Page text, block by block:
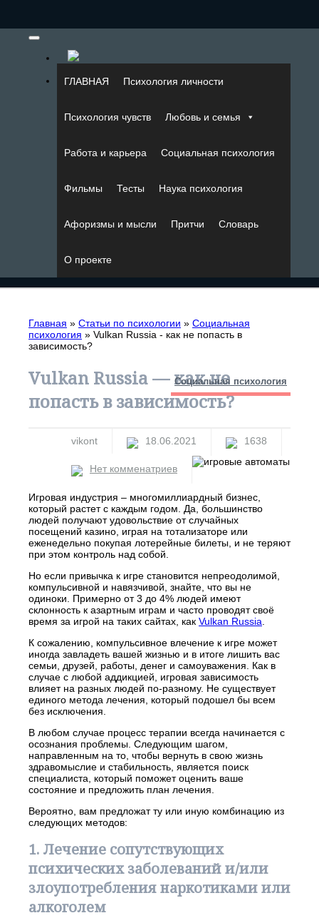
ГЛАВНАЯ Психология личности
Психология чувств Любовь и семья
Работа и карьера Социальная психология
Фильмы Тесты Наука психология
Афоризмы и мысли Притчи Словарь
О проекте
Главная » Статьи по психологии » Социальная
психология » Vulkan Russia - как не попасть в
зависимость?
Vulkan Russia — как не
попасть в зависимость?
Социальная психология
vikont 18.06.2021 1638
Нет комменатриев
Игровая индустрия – многомиллиардный бизнес,
который растет с каждым годом. Да, большинство
людей получают удовольствие от случайных
посещений казино, играя на тотализаторе или
еженедельно покупая лотерейные билеты, и не теряют
при этом контроль над собой.
Но если привычка к игре становится непреодолимой,
компульсивной и навязчивой, знайте, что вы не
одиноки. Примерно от 3 до 4% людей имеют
склонность к азартным играм и часто проводят своё
время за игрой на таких сайтах, как Vulkan Russia
К сожалению, компульсивное влечение к игре может
иногда завладеть вашей жизнью и в итоге лишить вас
семьи, друзей, работы, денег и самоуважения. Как в
случае с любой аддикцией, игровая зависимость
влияет на разных людей по-разному. Не существует
единого метода лечения, который подошел бы всем
без исключения.
В любом случае процесс терапии всегда начинается с
осознания проблемы. Следующим шагом,
направленным на то, чтобы вернуть в свою жизнь
здравомыслие и стабильность, является поиск
специалиста, который поможет оценить ваше
состояние и предложить план лечения.
Вероятно, вам предложат ту или иную комбинацию из
следующих методов:
1. Лечение сопутствующих
психических заболеваний и/или
злоупотребления наркотиками или
алкоголем